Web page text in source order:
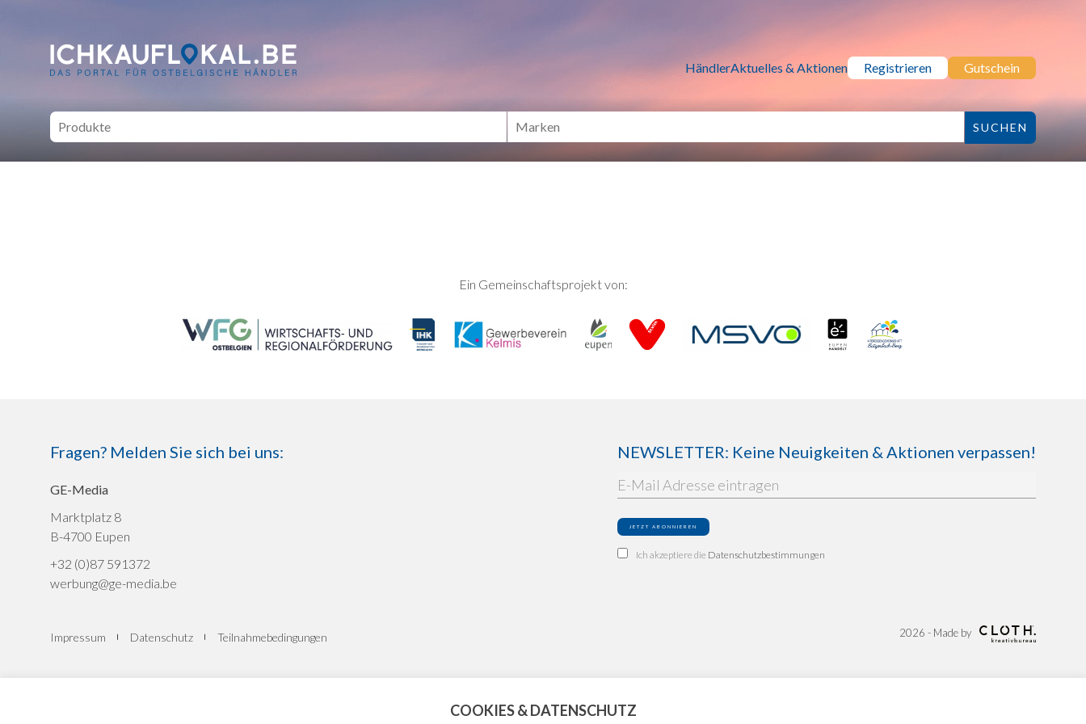
ich kauf lokal - Bei lokalen Händlern online Shoppen HändlerAktuelles & Aktionen Registrieren Gutschein
Ein Gemeinschaftsprojekt von:
Fragen? Melden Sie sich bei uns:
GE-Media
Marktplatz 8
B-4700 Eupen
+32 (0)87 591372
werbung@ge-media.be
NEWSLETTER: Keine Neuigkeiten & Aktionen verpassen!
Ich akzeptiere die Datenschutzbestimmungen
Impressum Datenschutz Teilnahmebedingungen 2026 - Made by
COOKIES & DATENSCHUTZ